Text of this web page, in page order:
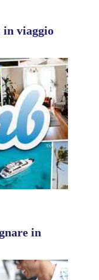
in viaggio
in